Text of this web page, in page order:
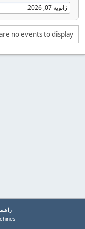
no events to display.